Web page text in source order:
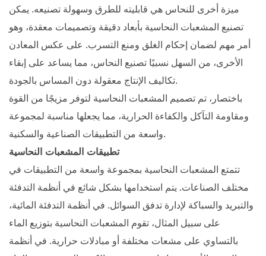
ميزة أخرى للنحاس هي قابليته للطرق وسهولة تصنيعه. يمكن
تصنيع المشعبات النحاسية بأبعاد دقيقة وتصميمات معقدة، وهو
أمر مهم لضمان إحكام الغلق ومنع التسرب. على عكس المعادن
الأخرى، من السهل نسبيًا تصنيع النحاس، مما يساعد على إبقاء
تكاليف الإنتاج معقولة دون المساس بالجودة.
باختصار، تم تصميم المشعبات النحاسية لتوفر مزيجًا من القوة
ومقاومة التآكل والكفاءة الحرارية، مما يجعلها مناسبة لمجموعة
واسعة من التطبيقات الصناعية والسكنية.
تطبيقات المشعبات النحاسية
تتمتع المشعبات النحاسية بمجموعة واسعة من التطبيقات في
مختلف الصناعات. يتم استخدامها بشكل شائع في أنظمة التدفئة
والتبريد والسباكة لإدارة تدفق السوائل. في أنظمة التدفئة المائية،
على سبيل المثال، تقوم المشعبات النحاسية بتوزيع الماء
بالتساوي على مشعات مختلفة أو مبادلات حرارية. في أنظمة